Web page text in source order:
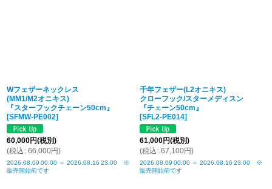
Wフェザーネックレス
(MM1/M2オニキス)
『スターフックチェーン50cm』
[SFMW-PE002]
60,000円(税別)
(税込 : 66,000円)
2026.08.09 00:00 ～ 2026.08.16 23:00 ※
販売開始前です
千年フェザー(L2オニキス)
クローフック/スターメディスン
『チェーン50cm』
[SFL2-PE014]
61,000円(税別)
(税込 : 67,100円)
2026.08.09 00:00 ～ 2026.08.16 23:00 ※
販売開始前です